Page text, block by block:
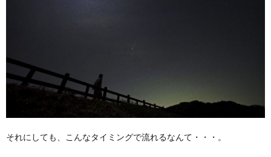
それにしても、こんなタイミングで流れるなんて・・・。